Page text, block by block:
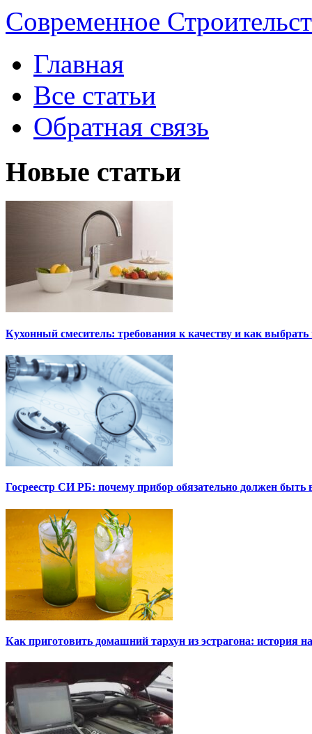
Современное
Главная
Все статьи
Обратная связь
Новые статьи
Кухонный смеситель: требования к качеству и как
Госреестр СИ РБ: почему прибор обязательно должен быть
Как приготовить домашний тархун из эстрагона: история